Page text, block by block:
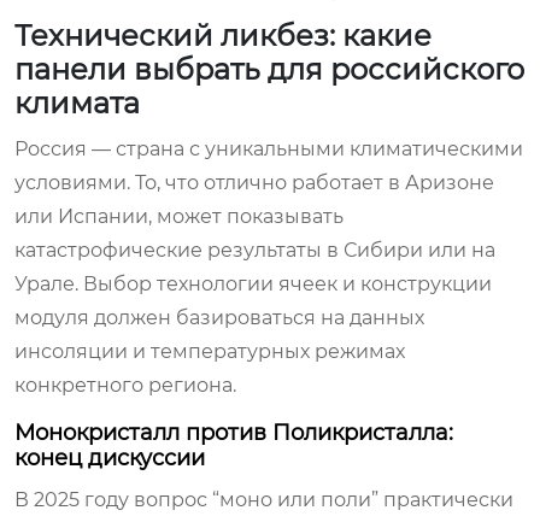
Технический ликбез: какие
панели выбрать для российского
климата
Россия — страна с уникальными климатическими
условиями. То, что отлично работает в Аризоне
или Испании, может показывать
катастрофические результаты в Сибири или на
Урале. Выбор технологии ячеек и конструкции
модуля должен базироваться на данных
инсоляции и температурных режимах
конкретного региона.
Монокристалл против Поликристалла:
конец дискуссии
В 2025 году вопрос “моно или поли” практически